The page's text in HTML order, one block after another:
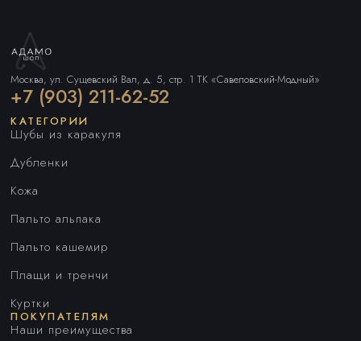
Москва, ул. Сущевский Вал, д. 5, стр. 1 ТК «Савеловский-Модный»
+7 (903) 211-62-52
КАТЕГОРИИ
Шубы из каракуля
Дубленки
Кожа
Пальто альпака
Пальто кашемир
Плащи и тренчи
Куртки
ПОКУПАТЕЛЯМ
Наши преимущества